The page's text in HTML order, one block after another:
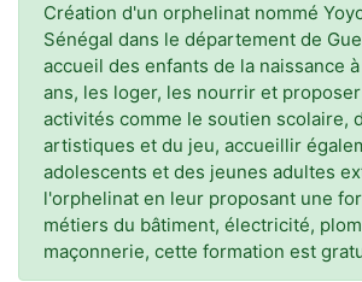
Création d'un orphelinat nommé
Sénégal dans le département de
accueil des enfants de la naissance
ans, les loger, les nourrir et
activités comme le soutien scolaire,
artistiques et du jeu, accueillir
adolescents et des jeunes adultes
l'orphelinat en leur proposant une
métiers du bâtiment, électricité,
maçonnerie, cette formation est